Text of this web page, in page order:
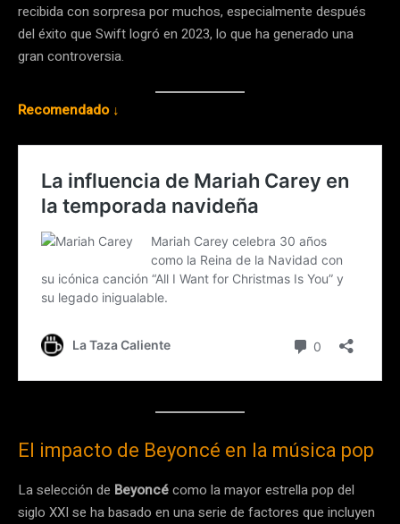
recibida con sorpresa por muchos, especialmente después
del éxito que Swift logró en 2023, lo que ha generado una
gran controversia.
Recomendado ↓
El impacto de Beyoncé en la música pop
La selección de Beyoncécomo la mayor estrella pop del
siglo XXI se ha basado en una serie de factores que incluyen